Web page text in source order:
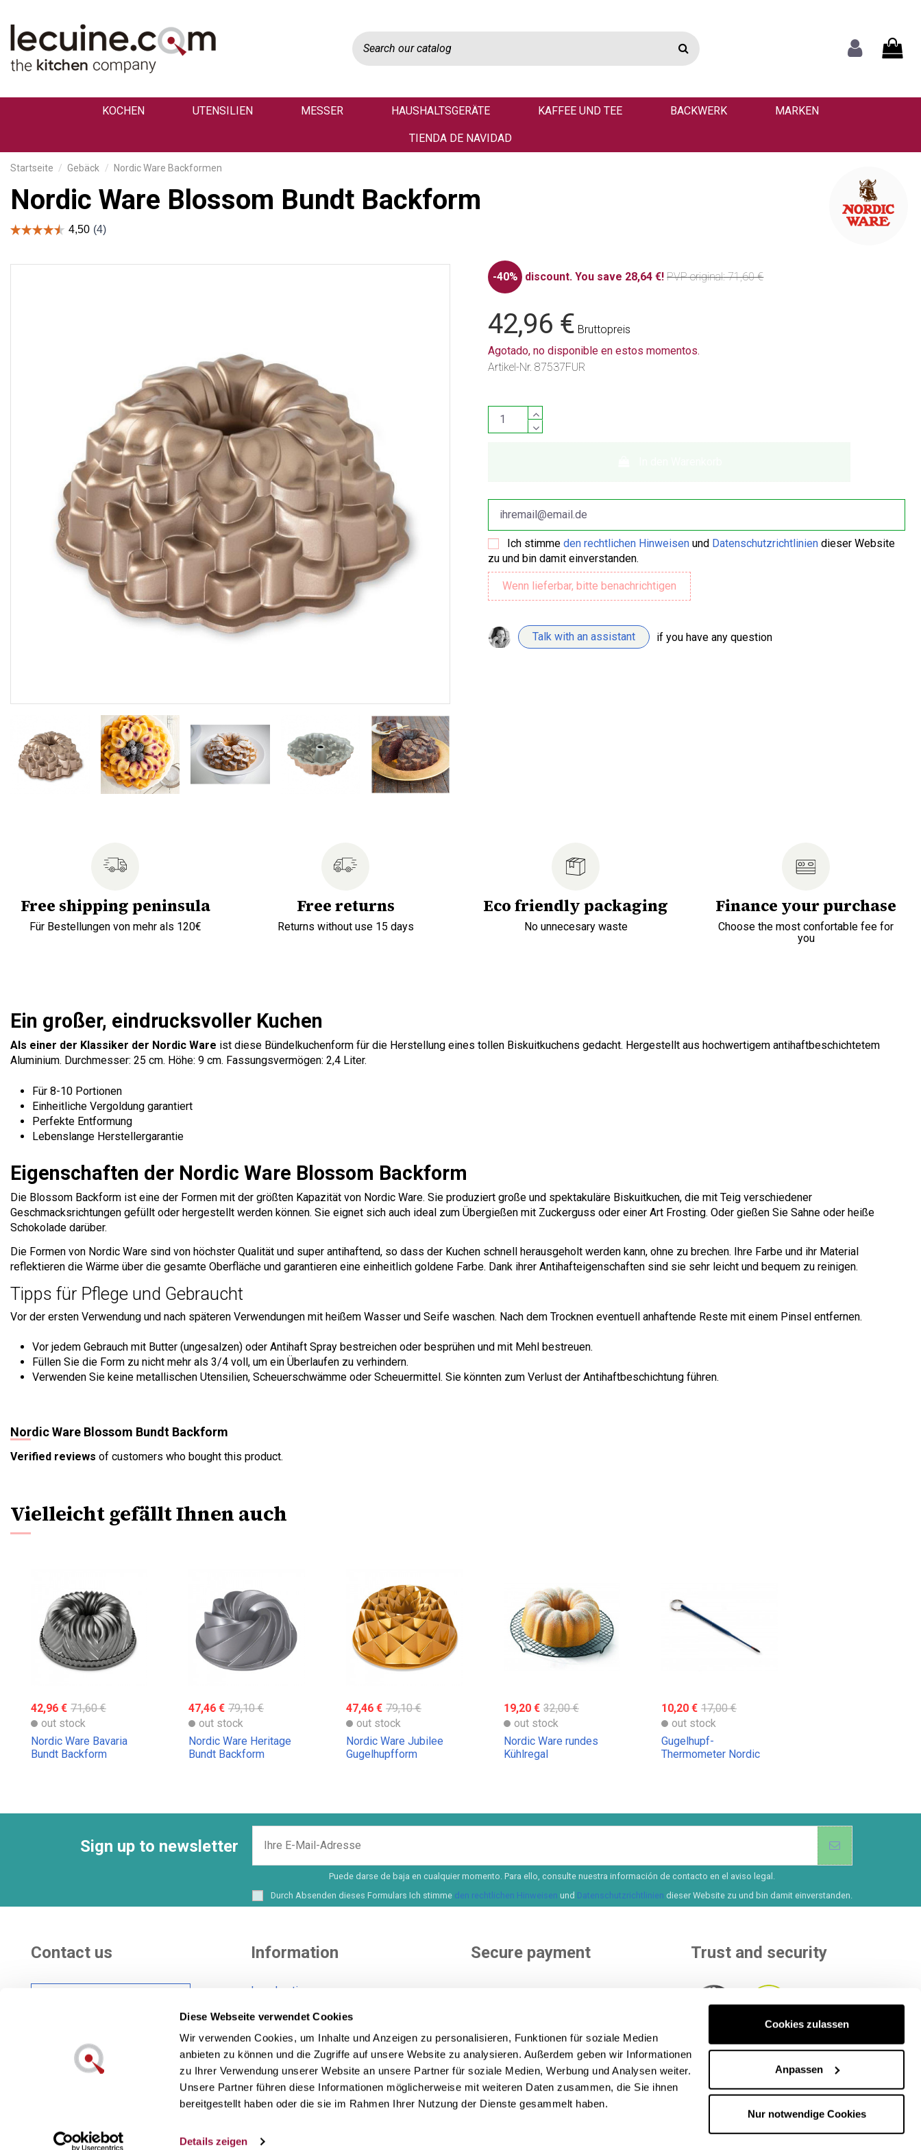
Diese Webseite verwendet Cookies
Wir verwenden Cookies, um Inhalte und Anzeigen zu personalisieren, Funktionen für soziale Medien
anbieten zu können und die Zugriffe auf unsere Website zu analysieren. Außerdem geben wir Informationen
zu Ihrer Verwendung unserer Website an unsere Partner für soziale Medien, Werbung und Analysen weiter.
Unsere Partner führen diese Informationen möglicherweise mit weiteren Daten zusammen, die Sie ihnen
bereitgestellt haben oder die sie im Rahmen Ihrer Nutzung der Dienste gesammelt haben.
Details zeigen
Cookies zulassen
Anpassen
Nur notwendige Cookies
KOCHEN UTENSILIEN MESSER HAUSHALTSGERÄTE KAFFEE UND TEE BACKWERK MARKEN
TIENDA DE NAVIDAD
Startseite Gebäck Nordic Ware Backformen
Nordic Ware Blossom Bundt Backform
-40% discount.You save 28,64 €! PVPoriginal: 71,60 €
42,96 € Bruttopreis
Agotado, no disponible en estos momentos.
Artikel-Nr. 87537FUR
Ich stimmeden rechtlichen Hinweisen und Datenschutzrichtlinien dieser Website
zu und bin damit einverstanden.
Talk with an assistant if you have any question
Free shipping peninsula
Für Bestellungen von mehr als 120€
Free returns
Returns without use 15 days
Eco friendly packaging
No unnecesary waste
Finance your purchase
Choose the most confortable fee for
you
Ein großer, eindrucksvoller Kuchen
Als einer der Klassiker der Nordic Ware ist diese Bündelkuchenform für die Herstellung eines tollen Biskuitkuchens gedacht. Hergestellt aus hochwertigem antihaftbeschichtetem
Aluminium. Durchmesser: 25 cm. Höhe: 9 cm. Fassungsvermögen: 2,4 Liter.
Für 8-10 Portionen
Einheitliche Vergoldung garantiert
Perfekte Entformung
Lebenslange Herstellergarantie
Eigenschaften der Nordic Ware Blossom Backform
Die Blossom Backform ist eine der Formen mit der größten Kapazität von Nordic Ware. Sie produziert große und spektakuläre Biskuitkuchen, die mit Teig verschiedener
Geschmacksrichtungen gefüllt oder hergestellt werden können. Sie eignet sich auch ideal zum Übergießen mit Zuckerguss oder einer Art Frosting. Oder gießen Sie Sahne oder heiße
Schokolade darüber.
Die Formen von Nordic Ware sind von höchster Qualität und super antihaftend, so dass der Kuchen schnell herausgeholt werden kann, ohne zu brechen. Ihre Farbe und ihr Material
reflektieren die Wärme über die gesamte Oberfläche und garantieren eine einheitlich goldene Farbe. Dank ihrer Antihafteigenschaften sind sie sehr leicht und bequem zu reinigen.
Tipps für Pflege und Gebraucht
Vor der ersten Verwendung und nach späteren Verwendungen mit heißem Wasser und Seife waschen. Nach dem Trocknen eventuell anhaftende Reste mit einem Pinsel entfernen.
Vor jedem Gebrauch mit Butter (ungesalzen) oder Antihaft Spray bestreichen oder besprühen und mit Mehl bestreuen.
Füllen Sie die Form zu nicht mehr als 3/4 voll, um ein Überlaufen zu verhindern.
Verwenden Sie keine metallischen Utensilien, Scheuerschwämme oder Scheuermittel. Sie könnten zum Verlust der Antihaftbeschichtung führen.
Nordic Ware Blossom Bundt Backform
Verified reviews of customers who bought this product.
Vielleicht gefällt Ihnen auch
42,96 € 71,60 €
out stock
Nordic Ware Bavaria
Bundt Backform
47,46 € 79,10 €
out stock
Nordic Ware Heritage
Bundt Backform
47,46 € 79,10 €
out stock
Nordic Ware Jubilee
Gugelhupfform
19,20 € 32,00 €
out stock
Nordic Ware rundes
Kühlregal
10,20 € 17,00 €
out stock
Gugelhupf-
Thermometer Nordic
Sign up to newsletter
Puede darse de baja en cualquier momento. Para ello, consulte nuestra información de contacto en el aviso legal.
Durch Absenden dieses Formulars Ich stimme den rechtlichen Hinweisen und Datenschutzrichtlinien dieser Website zu und bin damit einverstanden.
Contact us
Also in social networks:
Information
Legal notice
Shipping conditions
Cookies policy
Privacy policy
Secure payment
You choose how to pay. More than 8
options to pay and finance your
purchase. See all payment methods.
Trust and security
Within to independent entities that
evaluate our quality.
Lecuine™ ist eine eingetragene Marke von Lecom Projects S.L. © Urheberrecht © 2012-2026. Spanien. Alle Rechte vorbehalten. CIF: B65890642.